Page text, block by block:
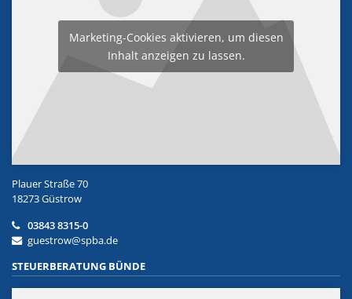
Marketing-Cookies aktivieren, um diesen
Inhalt anzeigen zu lassen.
Plauer Straße 70
18273 Güstrow
03843 8315-0
guestrow@spba.de
STEUERBERATUNG BÜNDE